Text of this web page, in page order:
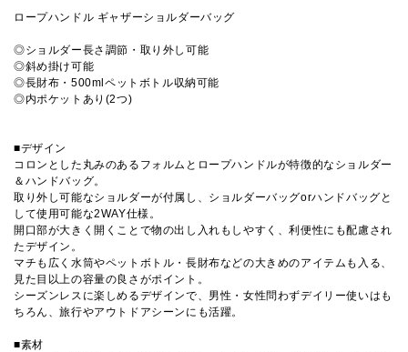
ロープハンドル ギャザーショルダーバッグ
◎ショルダー長さ調節・取り外し可能
◎斜め掛け可能
◎長財布・500mlペットボトル収納可能
◎内ポケットあり(2つ)
■デザイン
コロンとした丸みのあるフォルムとロープハンドルが特徴的なショルダー
＆ハンドバッグ。
取り外し可能なショルダーが付属し、ショルダーバッグorハンドバッグと
して使用可能な2WAY仕様。
開口部が大きく開くことで物の出し入れもしやすく、利便性にも配慮され
たデザイン。
マチも広く水筒やペットボトル・長財布などの大きめのアイテムも入る、
見た目以上の容量の良さがポイント。
シーズンレスに楽しめるデザインで、男性・女性問わずデイリー使いはも
ちろん、旅行やアウトドアシーンにも活躍。
■素材